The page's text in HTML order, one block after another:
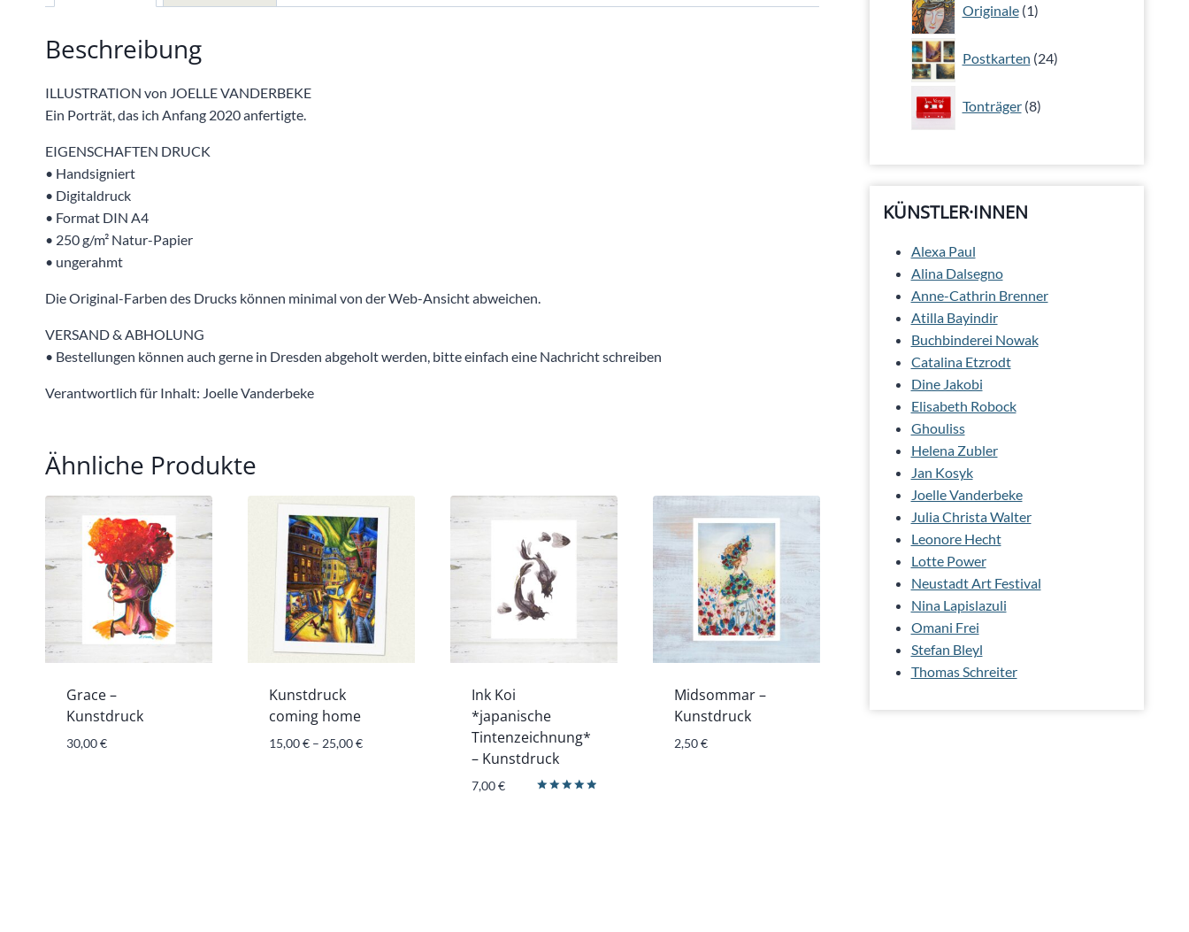
Beschreibung
ILLUSTRATION von JOELLE VANDERBEKE
Ein Porträt, das ich Anfang 2020 anfertigte.
EIGENSCHAFTEN DRUCK
• Handsigniert
• Digitaldruck
• Format DIN A4
• 250 g/m² Natur-Papier
• ungerahmt
Die Original-Farben des Drucks können minimal von der Web-Ansicht abweichen.
VERSAND & ABHOLUNG
• Bestellungen können auch gerne in Dresden abgeholt werden, bitte einfach eine Nachricht schreiben
Verantwortlich für Inhalt: Joelle Vanderbeke
Ähnliche Produkte
Grace –
Kunstdruck
30,00€
Kunstdruck
coming home
15,00€– 25,00€
Ink Koi
*japanische
Tintenzeichnung*
– Kunstdruck
7,00€
Midsommar –
Kunstdruck
2,50€
Originale 1
Produkt
Postkarten 24
Produkte
Tonträger 8
Produkte
KÜNSTLER·INNEN
Alexa Paul
Alina Dalsegno
Anne-Cathrin Brenner
Atilla Bayindir
Buchbinderei Nowak
Catalina Etzrodt
Dine Jakobi
Elisabeth Robock
Ghouliss
Helena Zubler
Jan Kosyk
Joelle Vanderbeke
Julia Christa Walter
Leonore Hecht
Lotte Power
Neustadt Art Festival
Nina Lapislazuli
Omani Frei
Stefan Bleyl
Thomas Schreiter